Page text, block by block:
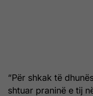
“Për shkak të
shtuar praninë e tij